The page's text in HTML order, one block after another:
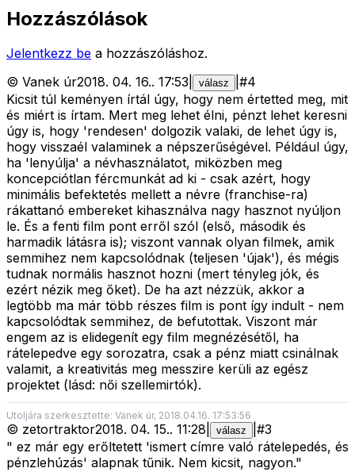
Hozzászólások
Jelentkezz be a hozzászóláshoz.
© Vanek úr2018. 04. 16.. 17:53 válasz #4
Kicsit túl keményen írtál úgy, hogy nem értetted meg, mit
és miért is írtam. Mert meg lehet élni, pénzt lehet keresni
úgy is, hogy 'rendesen' dolgozik valaki, de lehet úgy is,
hogy visszaél valaminek a népszerűségével. Például úgy,
ha 'lenyúlja' a névhasználatot, miközben meg
koncepciótlan fércmunkát ad ki - csak azért, hogy
minimális befektetés mellett a névre (franchise-ra)
rákattanó embereket kihasználva nagy hasznot nyúljon
le. És a fenti film pont erről szól (első, második és
harmadik látásra is); viszont vannak olyan filmek, amik
semmihez nem kapcsolódnak (teljesen 'újak'), és mégis
tudnak normális hasznot hozni (mert tényleg jók, és
ezért nézik meg őket). De ha azt nézzük, akkor a
legtöbb ma már több részes film is pont így indult - nem
kapcsolódtak semmihez, de befutottak. Viszont már
engem az is elidegenít egy film megnézésétől, ha
rátelepedve egy sorozatra, csak a pénz miatt csinálnak
valamit, a kreativitás meg messzire kerüli az egész
projektet (lásd: női szellemirtók).
Utoljára szerkesztette: Vanek úr, 2018.04.16. 17:53:56
© zetortraktor2018. 04. 15.. 11:28 válasz #3
" ez már egy erőltetett 'ismert címre való rátelepedés, és
pénzlehúzás' alapnak tűnik. Nem kicsit, nagyon."